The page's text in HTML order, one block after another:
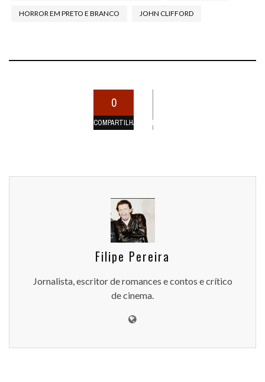
HORROR EM PRETO E BRANCO JOHN CLIFFORD
0
COMPARTILHAMENTOS
Filipe Pereira
Jornalista, escritor de romances e contos e crítico
de cinema.